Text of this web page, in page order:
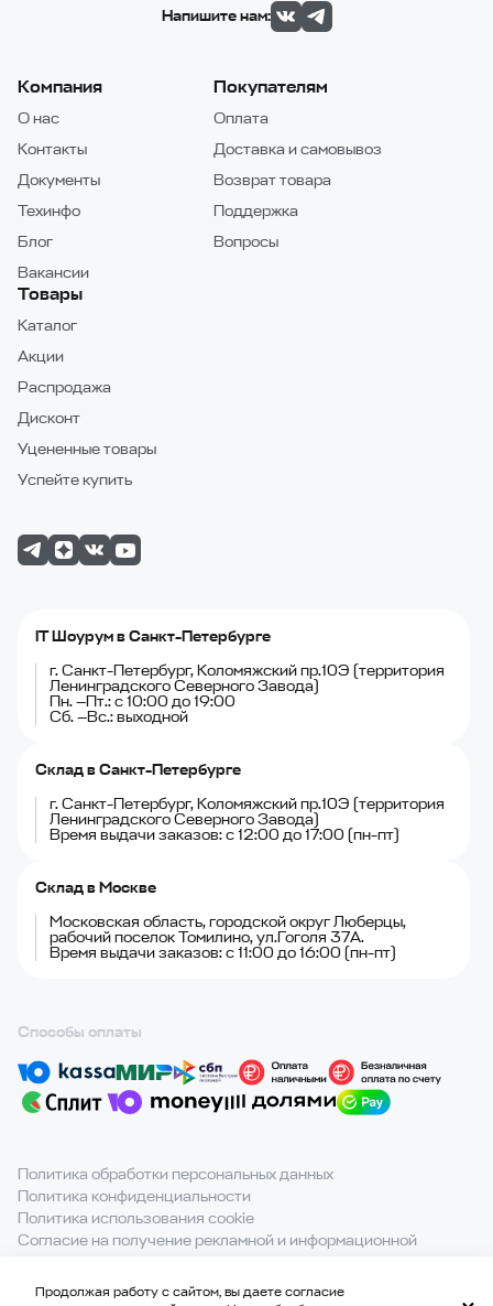
Напишите нам:
Компания
О нас
Контакты
Документы
Техинфо
Блог
Вакансии
Покупателям
Оплата
Доставка и самовывоз
Возврат товара
Поддержка
Вопросы
Товары
Каталог
Акции
Распродажа
Дисконт
Уцененные товары
Успейте купить
IT Шоурум в Санкт-Петербурге
г. Санкт-Петербург, Коломяжский пр.10Э (территория
Ленинградского Северного Завода)
Пн. —Пт.: с 10:00 до 19:00
Сб. —Вс.: выходной
Склад в Санкт-Петербурге
г. Санкт-Петербург, Коломяжский пр.10Э (территория
Ленинградского Северного Завода)
Время выдачи заказов: с 12:00 до 17:00 (пн-пт)
Склад в Москве
Московская область, городской округ Люберцы,
рабочий поселок Томилино, ул.Гоголя 37А.
Время выдачи заказов: с 11:00 до 16:00 (пн-пт)
Способы оплаты
Политика обработки персональных данных
Политика конфиденциальности
Политика использования cookie
Согласие на получение рекламной и информационной
При полном или частичном использовании материалов с
Продолжая работу с сайтом, вы даете согласие